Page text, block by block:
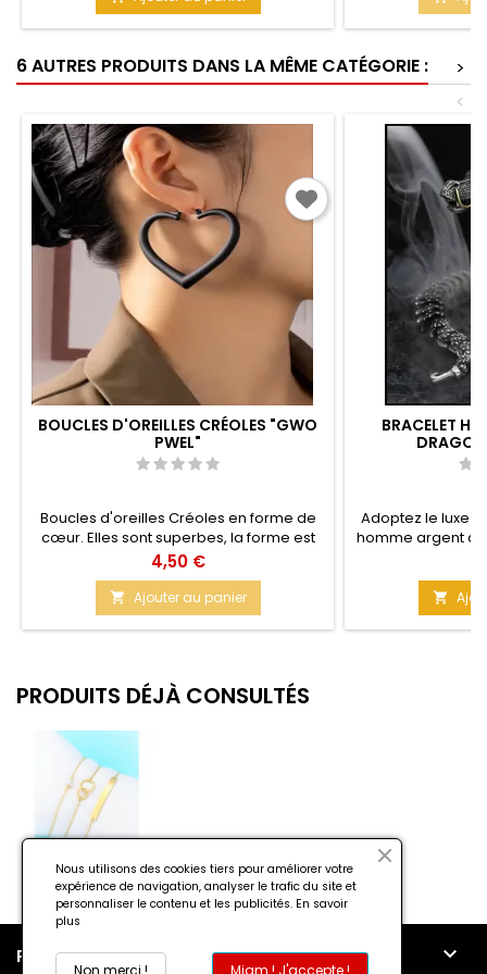
écrin rouge. Matière : Cuivre Taille totale :
21 cm
6 AUTRES PRODUITS DANS LA MÊME CATÉGORIE :
>
<
BOUCLES D'OREILLES CRÉOLES "GWO
PWEL"
Boucles d'oreilles Créoles en forme de
cœur. Elles sont superbes, la forme est
bien large en haut. Fermeture par petit
taquet en métal. Taille : 7 cm x 5,5 cm
Couleur : Noir Matière : Résine
Prix
4,50 €
 Ajouter au panier
BRACELET
Adoptez le luxe
homme argent
puissance,
cm Matière :
Achetez

PRODUITS DÉJÀ CONSULTÉS
PRODUITS 
Nous utilisons des cookies tiers pour améliorer votre
expérience de navigation, analyser le trafic du site et
personnaliser le contenu et les publicités. En savoir
plus
Miam ! J'accepte !
Non merci !